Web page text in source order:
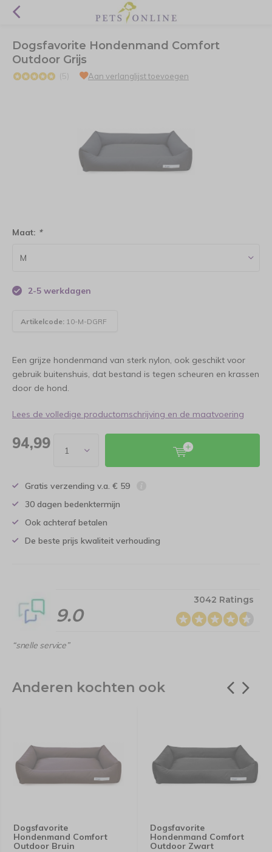
Dogsfavorite Hondenmand Comfort
Outdoor Grijs
(5) Aan verlanglijst toevoegen
Maat: *
2-5 werkdagen
Artikelcode: 10-M-DGRF
Een grijze hondenmand van sterk nylon, ook geschikt voor
gebruik buitenshuis, dat bestand is tegen scheuren en krassen
door de hond.
Lees de volledige productomschrijving en de maatvoering
94,99
Gratis verzending v.a. € 59
30 dagen bedenktermijn
Ook achteraf betalen
De beste prijs kwaliteit verhouding
9.0
3042 Ratings
“snelle service”
Anderen kochten ook
Dogsfavorite
Hondenmand Comfort
Outdoor Bruin
Dogsfavorite
Hondenmand Comfort
Outdoor Zwart